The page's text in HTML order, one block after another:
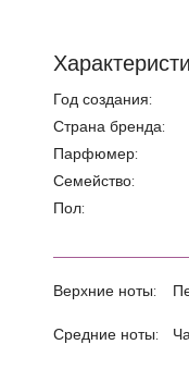
Год создания:
Страна бренда:
Парфюмер:
Семейство:
Пол:
Верхние ноты:
Средние ноты: